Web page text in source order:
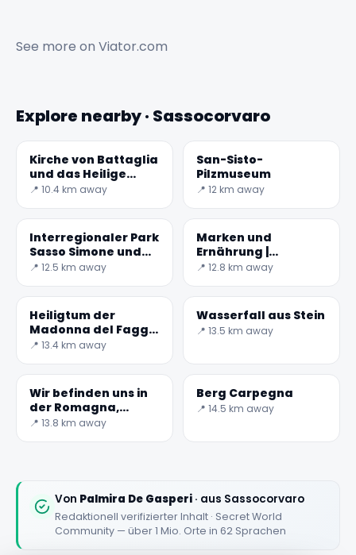
See more on Viator.com
Explore nearby · Sassocorvaro
Kirche von Battaglia
und das Heilige
Kruzifix
📍 10.4 km away
San-Sisto-
Pilzmuseum
📍 12 km away
Interregionaler Park
Sasso Simone und
Simoncello
📍 12.5 km away
Marken und
Ernährung |
Schnecken
📍 12.8 km away
Heiligtum der
Madonna del Faggio
vom Monte
📍 13.4 km away
Wasserfall aus Stein
📍 13.5 km away
Wir befinden uns in
der Romagna,
genauer gesagt in
entfernt.
📍 13.8 km away
Berg Carpegna
📍 14.5 km away
Von Palmira De Gasperi · aus Sassocorvaro
Redaktionell verifizierter Inhalt · Secret World
Community — über 1 Mio. Orte in 62 Sprachen